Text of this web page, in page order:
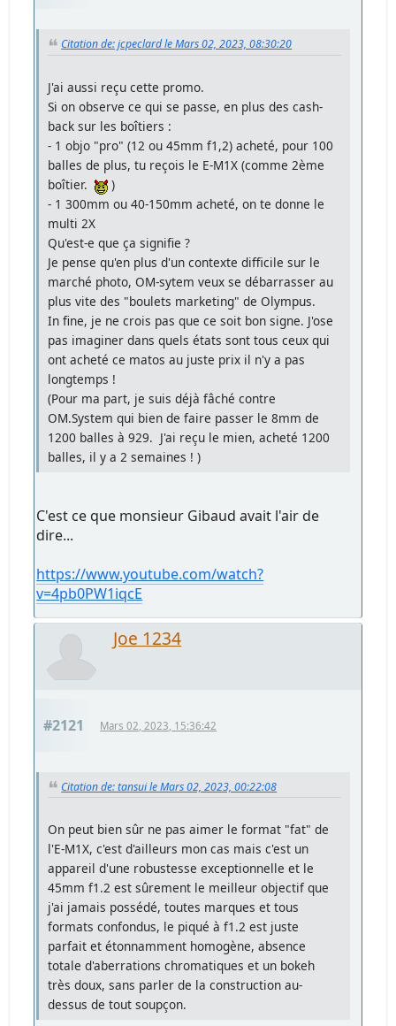
Citation de: jcpeclard le Mars 02, 2023, 08:30:20
J'ai aussi reçu cette promo.
Si on observe ce qui se passe, en plus des cash-
back sur les boîtiers :
- 1 objo "pro" (12 ou 45mm f1,2) acheté, pour 100
balles de plus, tu reçois le E-M1X (comme 2ème
boîtier.
)
- 1 300mm ou 40-150mm acheté, on te donne le
multi 2X
Qu'est-e que ça signifie ?
Je pense qu'en plus d'un contexte difficile sur le
marché photo, OM-sytem veux se débarrasser au
plus vite des "boulets marketing" de Olympus.
In fine, je ne crois pas que ce soit bon signe. J'ose
pas imaginer dans quels états sont tous ceux qui
ont acheté ce matos au juste prix il n'y a pas
longtemps !
(Pour ma part, je suis déjà fâché contre
OM.System qui bien de faire passer le 8mm de
1200 balles à 929. J'ai reçu le mien, acheté 1200
balles, il y a 2 semaines ! )
C'est ce que monsieur Gibaud avait l'air de
dire...
https://www.youtube.com/watch?
v=4pb0PW1iqcE
Joe 1234
#2121 Mars 02, 2023, 15:36:42
Citation de: tansui le Mars 02, 2023, 00:22:08
On peut bien sûr ne pas aimer le format "fat" de
l'E-M1X, c'est d'ailleurs mon cas mais c'est un
appareil d'une robustesse exceptionnelle et le
45mm f1.2 est sûrement le meilleur objectif que
j'ai jamais possédé, toutes marques et tous
formats confondus, le piqué à f1.2 est juste
parfait et étonnamment homogène, absence
totale d'aberrations chromatiques et un bokeh
très doux, sans parler de la construction au-
dessus de tout soupçon.